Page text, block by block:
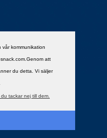
kommunikation
att
du detta. Vi säljer
tackar nej till dem.